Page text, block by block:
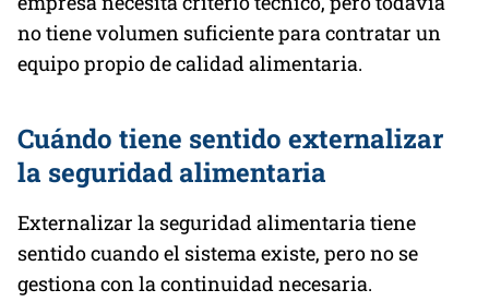
no tiene volumen suficiente para contratar un
equipo propio de calidad alimentaria.
Cuándo tiene sentido externalizar
la seguridad alimentaria
Externalizar la seguridad alimentaria tiene
sentido cuando el sistema existe, pero no se
gestiona con la continuidad necesaria.